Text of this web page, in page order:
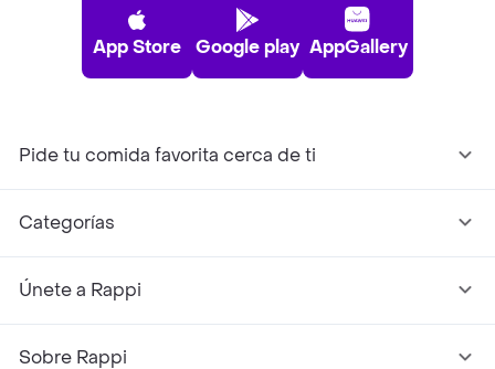
App Store Google play AppGallery
Pide tu comida favorita cerca de ti
Categorías
Únete a Rappi
Sobre Rappi